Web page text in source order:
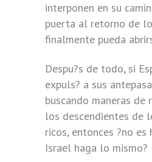
interponen en su
puerta al retorno de
finalmente pueda
Despu?s de todo, si
expuls? a sus
buscando maneras de
los descendientes de
ricos, entonces ?no es
Israel haga lo mismo?